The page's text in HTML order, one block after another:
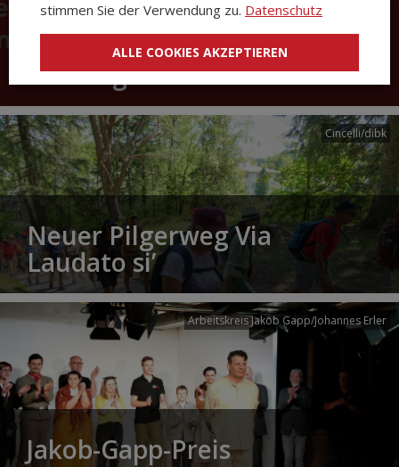
Die Kirchenzeitung Tiroler
Sonntag
Cincelli/dibk
Neuer Pilgerweg Via
Laudato si’
Arbeitskreis Jakob Gapp/Johannes Erler
Jakob-Gapp-Preis
stimmen Sie der Verwendung zu. Datenschutz
ALLE COOKIES AKZEPTIEREN